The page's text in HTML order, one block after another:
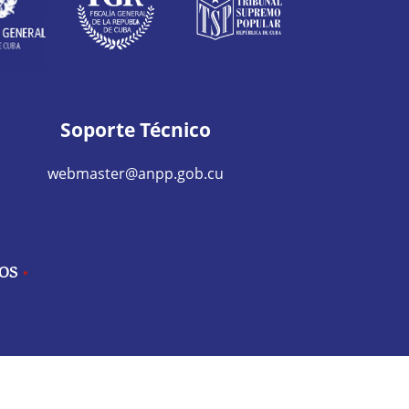
Soporte Técnico
webmaster@anpp.gob.cu